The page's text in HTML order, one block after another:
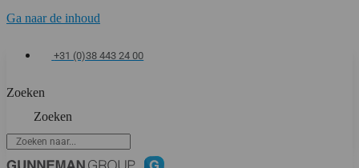
Ga naar de inhoud
+31 (0)38 443 24 00
Zoeken
Zoeken